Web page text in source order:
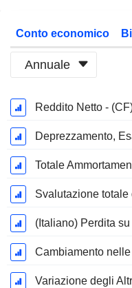
Conto economico
Annuale
Periodo
Fiscale:
Dicembre
Reddito Netto -
Svalutazione totale
(Italiano) Perdita
Cambiamento